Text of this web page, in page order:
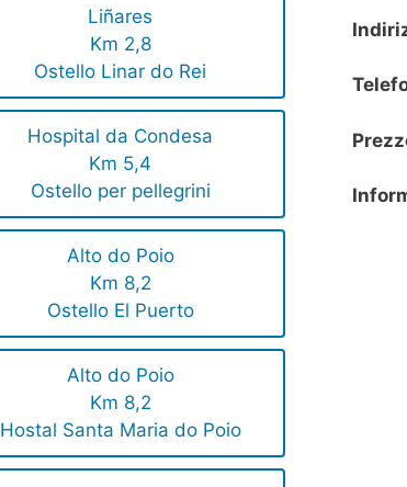
Liñares
Km 2,8
Ostello Linar do Rei
Hospital da Condesa
Km 5,4
Ostello per pellegrini
Alto do Poio
Km 8,2
Ostello El Puerto
Alto do Poio
Km 8,2
Hostal Santa Maria do Poio